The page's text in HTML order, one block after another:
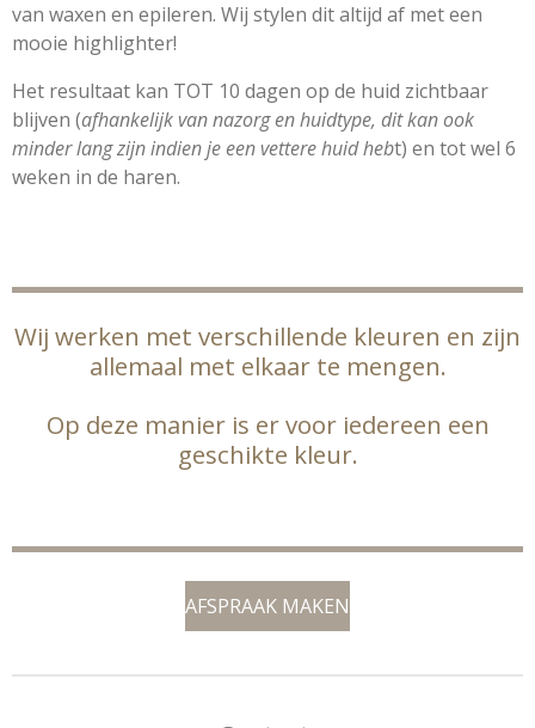
van waxen en epileren. Wij stylen dit altijd af met een
mooie highlighter!
Het resultaat kan TOT 10 dagen op de huid zichtbaar
blijven (afhankelijk van nazorg en huidtype, dit kan ook
minder lang zijn indien je een vettere huid hebt) en tot wel 6
weken in de haren.
Wij werken met verschillende kleuren en zijn
allemaal met elkaar te mengen.
Op deze manier is er voor iedereen een
geschikte kleur.
AFSPRAAK MAKEN